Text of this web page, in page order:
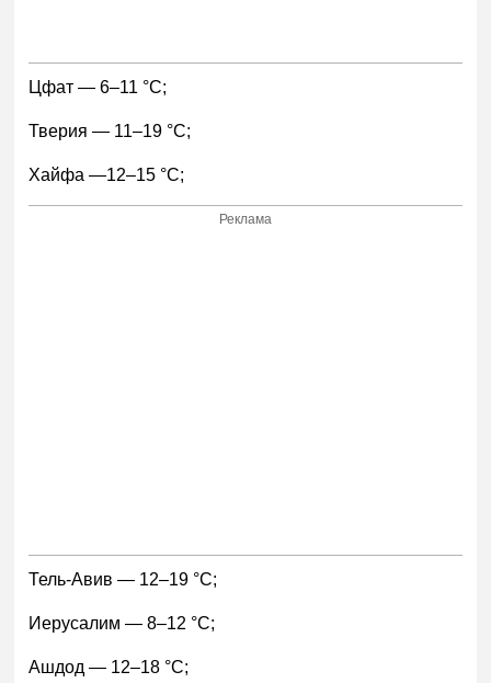
Цфат — 6–11 °С;
Тверия — 11–19 °С;
Хайфа —12–15 °С;
Реклама
Тель-Авив — 12–19 °С;
Иерусалим — 8–12 °С;
Ашдод — 12–18 °С;